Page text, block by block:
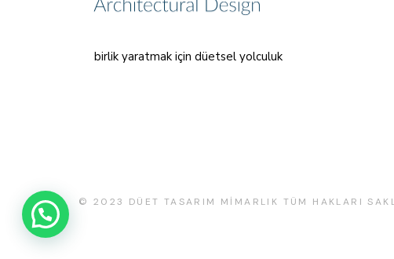
birlik yaratmak için düetsel yolculuk
© 2023 DÜET TASARIM MİMARLIK TÜM HAKLARI